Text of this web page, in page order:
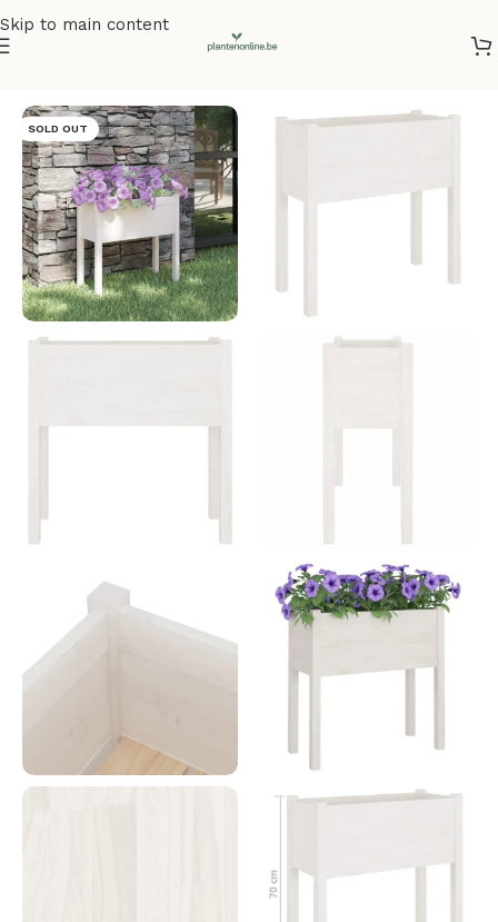
Skip to main content
SOLD OUT